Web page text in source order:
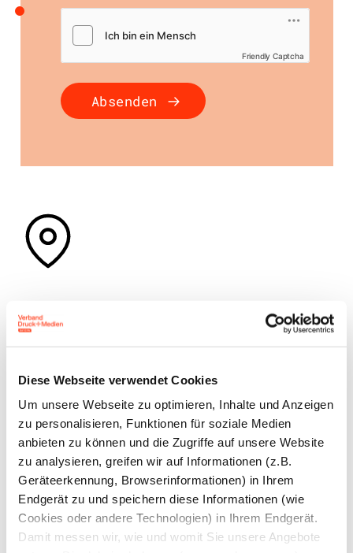
Diese Webseite verwendet Cookies
Um unsere Webseite zu optimieren, Inhalte und Anzeigen
zu personalisieren, Funktionen für soziale Medien
anbieten zu können und die Zugriffe auf unsere Website
zu analysieren, greifen wir auf Informationen (z.B.
Geräteerkennung, Browserinformationen) in Ihrem
Endgerät zu und speichern diese Informationen (wie
Cookies oder andere Technologien) in Ihrem Endgerät.
Damit messen wir, wie und womit Sie unsere Angebote
Friendly Captcha
Absenden
Hauptgeschäftsstelle
München
Verband Druck und Medien
Bayern e. V.
Einsteinring 1 a
85609 Aschheim bei München
Tel: 089 33036 – 0
Fax: 089 33036 – 100
E-Mail: info@vdmb.de